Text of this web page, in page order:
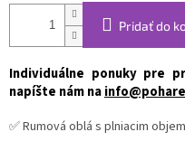
Pridať do
Individuálne ponuky pre
napíšte nám na
✅ Rumová oblá s plniacim